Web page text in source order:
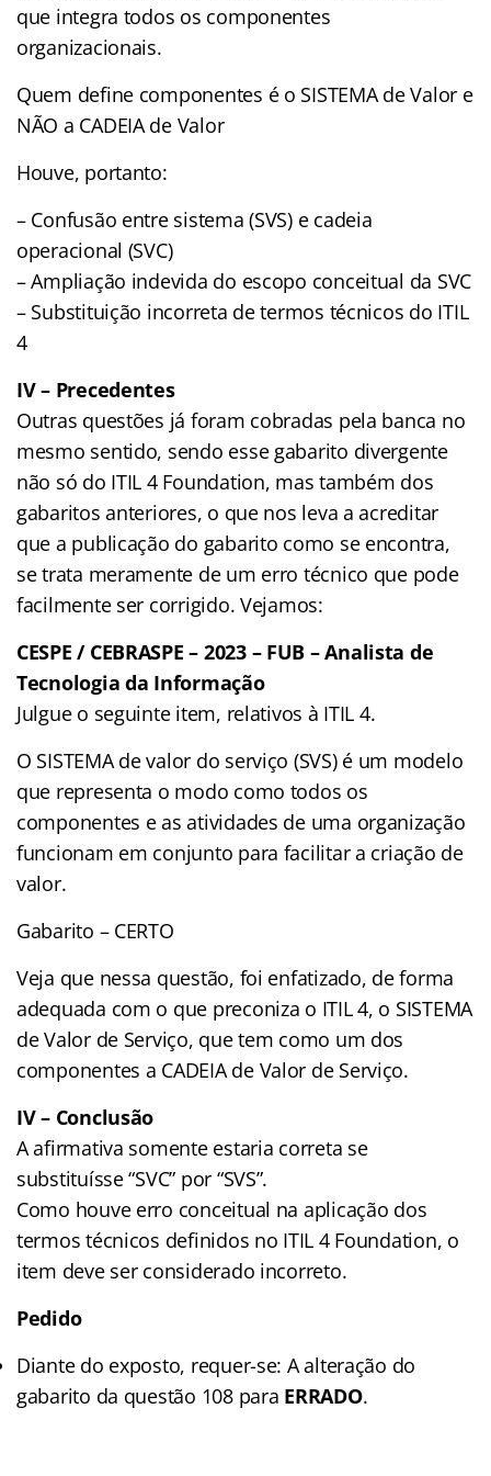
que integra todos os componentes
organizacionais.
Quem define componentes é o SISTEMA de Valor e
NÃO a CADEIA de Valor
Houve, portanto:
– Confusão entre sistema (SVS) e cadeia
operacional (SVC)
– Ampliação indevida do escopo conceitual da SVC
– Substituição incorreta de termos técnicos do ITIL
4
IV – Precedentes
Outras questões já foram cobradas pela banca no
mesmo sentido, sendo esse gabarito divergente
não só do ITIL 4 Foundation, mas também dos
gabaritos anteriores, o que nos leva a acreditar
que a publicação do gabarito como se encontra,
se trata meramente de um erro técnico que pode
facilmente ser corrigido. Vejamos:
CESPE / CEBRASPE – 2023 – FUB – Analista de
Tecnologia da Informação
Julgue o seguinte item, relativos à ITIL 4.
O SISTEMA de valor do serviço (SVS) é um modelo
que representa o modo como todos os
componentes e as atividades de uma organização
funcionam em conjunto para facilitar a criação de
valor.
Gabarito – CERTO
Veja que nessa questão, foi enfatizado, de forma
adequada com o que preconiza o ITIL 4, o SISTEMA
de Valor de Serviço, que tem como um dos
componentes a CADEIA de Valor de Serviço.
IV – Conclusão
A afirmativa somente estaria correta se
substituísse “SVC” por “SVS”.
Como houve erro conceitual na aplicação dos
termos técnicos definidos no ITIL 4 Foundation, o
item deve ser considerado incorreto.
Pedido
Diante do exposto, requer-se: A alteração do
gabarito da questão 108 para ERRADO.